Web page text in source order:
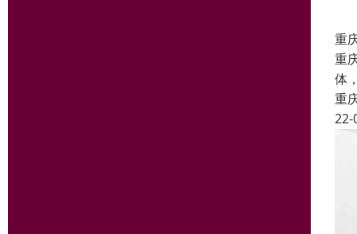
重
重
体
重
22-